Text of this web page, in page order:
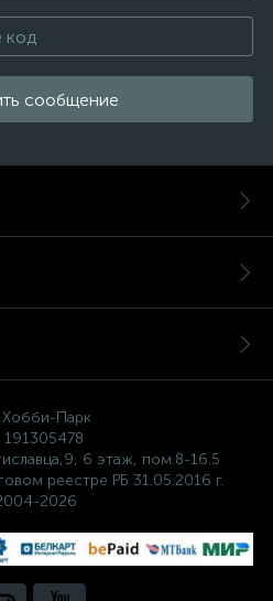
сообщение
Парк
6 этаж, пом.8-16.5
реестре РБ 31.05.2016 г.
2026